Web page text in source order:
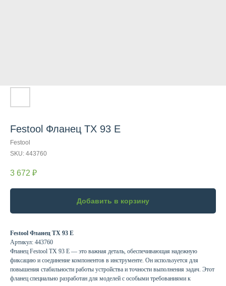
Festool Фланец TX 93 E
Festool
SKU: 443760
3 672 ₽
Добавить в корзину
Festool Фланец TX 93 E
Артикул: 443760
Фланец Festool TX 93 E — это важная деталь, обеспечивающая надежную
фиксацию и соединение компонентов в инструменте. Он используется для
повышения стабильности работы устройства и точности выполнения задач. Этот
фланец специально разработан для моделей с особыми требованиями к